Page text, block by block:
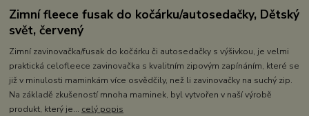
Zimní fleece fusak do kočárku/autosedačky, Dětský
svět, červený
Zimní zavinovačka/fusak do kočárku či autosedačky s výšivkou, je velmi
praktická celofleece zavinovačka s kvalitním zipovým zapínáním, které se
již v minulosti maminkám více osvědčily, než li zavinovačky na suchý zip.
Na základě zkušeností mnoha maminek, byl vytvořen v naší výrobě
produkt, který je... celý popis